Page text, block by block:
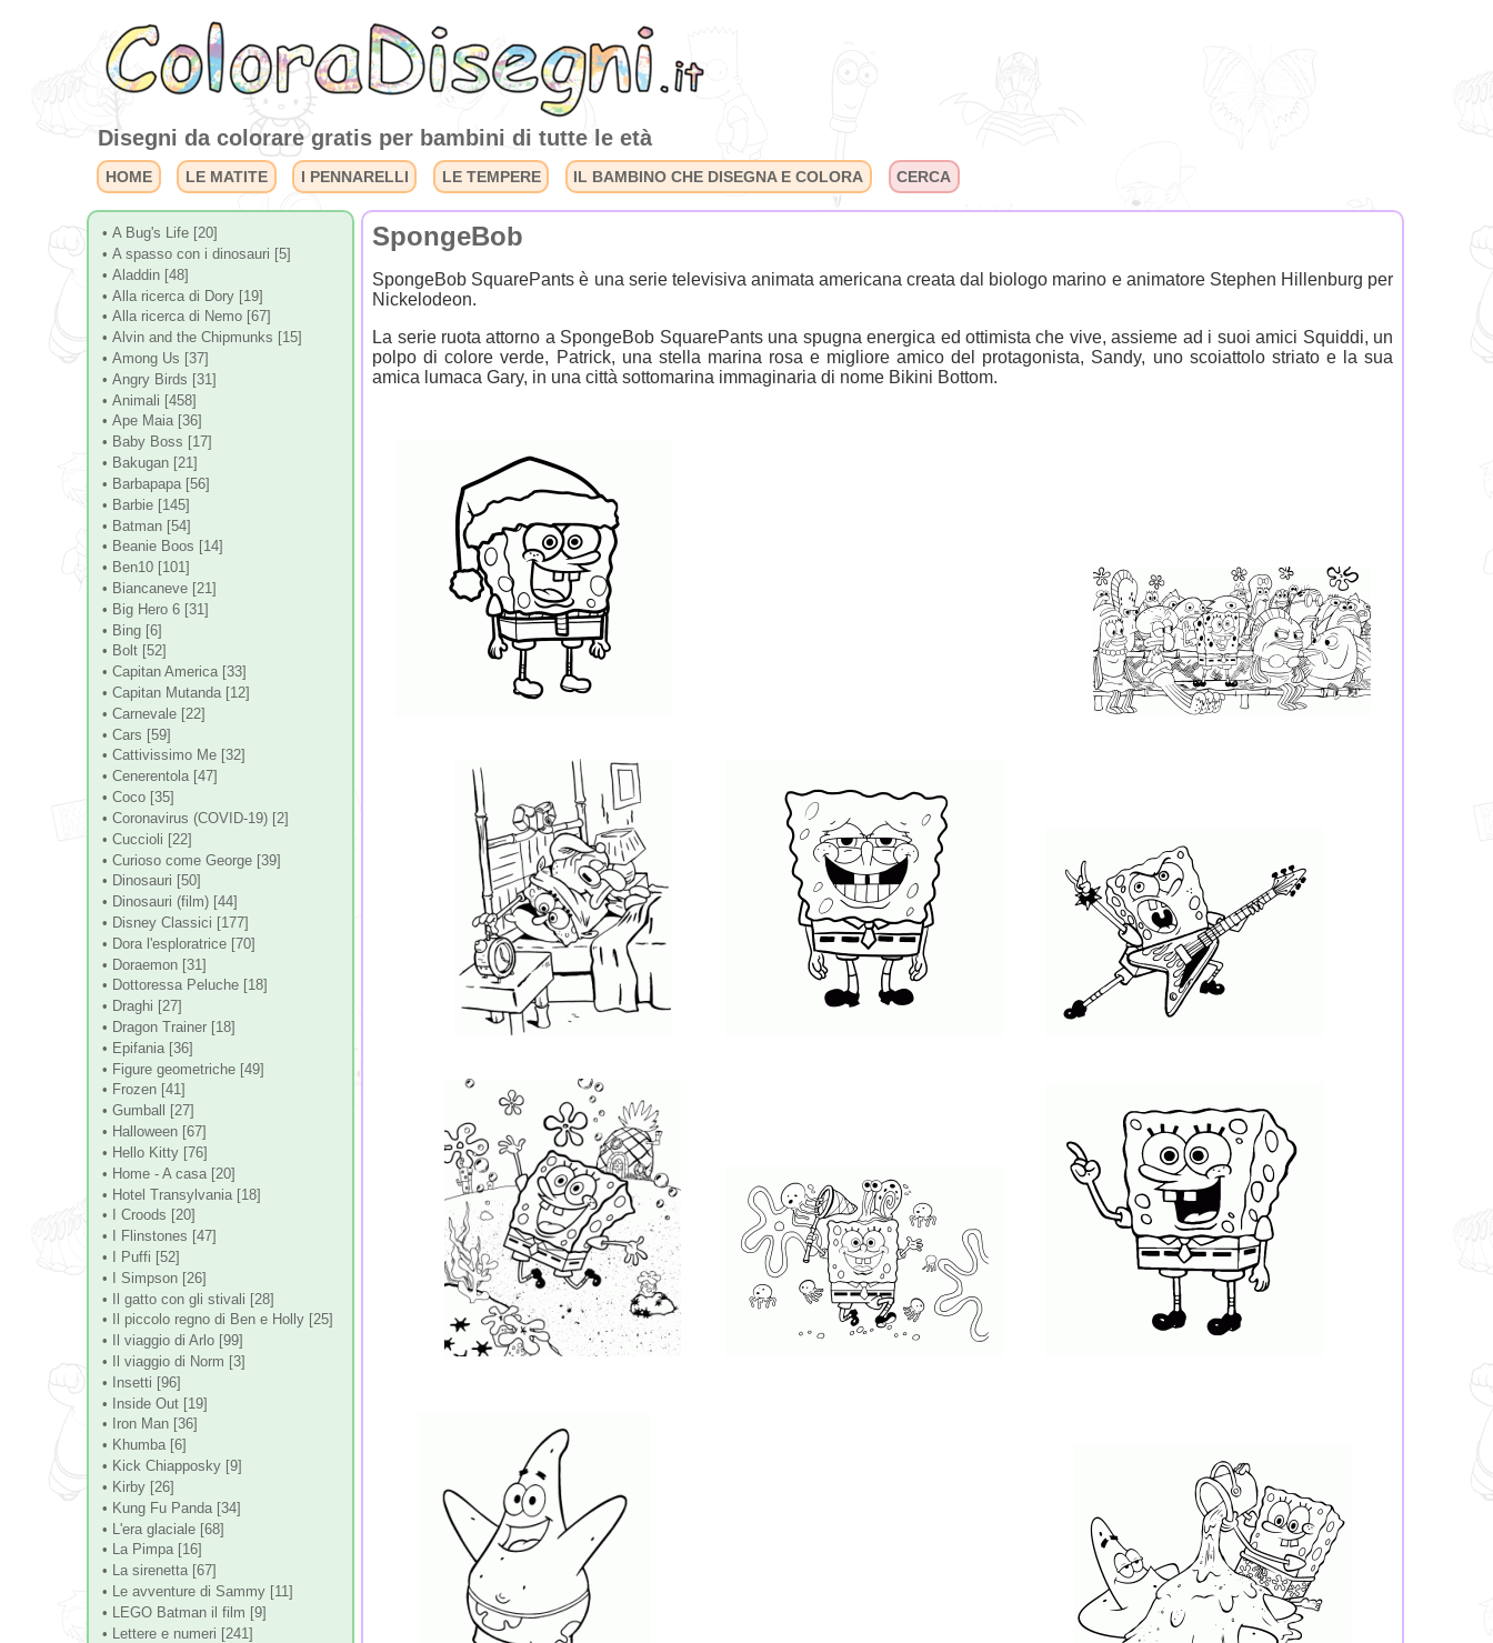
Disegni da colorare gratis per bambini di tutte le età
HOME LE MATITE I PENNARELLI LE TEMPERE IL BAMBINO CHE DISEGNA E COLORA CERCA
• A Bug's Life [20]
• A spasso con i dinosauri [5]
• Aladdin [48]
• Alla ricerca di Dory [19]
• Alla ricerca di Nemo [67]
• Alvin and the Chipmunks [15]
• Among Us [37]
• Angry Birds [31]
• Animali [458]
• Ape Maia [36]
• Baby Boss [17]
• Bakugan [21]
• Barbapapa [56]
• Barbie [145]
• Batman [54]
• Beanie Boos [14]
• Ben10 [101]
• Biancaneve [21]
• Big Hero 6 [31]
• Bing [6]
• Bolt [52]
• Capitan America [33]
• Capitan Mutanda [12]
• Carnevale [22]
• Cars [59]
• Cattivissimo Me [32]
• Cenerentola [47]
• Coco [35]
• Coronavirus (COVID-19) [2]
• Cuccioli [22]
• Curioso come George [39]
• Dinosauri [50]
• Dinosauri (film) [44]
• Disney Classici [177]
• Dora l'esploratrice [70]
• Doraemon [31]
• Dottoressa Peluche [18]
• Draghi [27]
• Dragon Trainer [18]
• Epifania [36]
• Figure geometriche [49]
• Frozen [41]
• Gumball [27]
• Halloween [67]
• Hello Kitty [76]
• Home - A casa [20]
• Hotel Transylvania [18]
• I Croods [20]
• I Flinstones [47]
• I Puffi [52]
• I Simpson [26]
• Il gatto con gli stivali [28]
• Il piccolo regno di Ben e Holly [25]
• Il viaggio di Arlo [99]
• Il viaggio di Norm [3]
• Insetti [96]
• Inside Out [19]
• Iron Man [36]
• Khumba [6]
• Kick Chiapposky [9]
• Kirby [26]
• Kung Fu Panda [34]
• L'era glaciale [68]
• La Pimpa [16]
• La sirenetta [67]
• Le avventure di Sammy [11]
• LEGO Batman il film [9]
• Lettere e numeri [241]
SpongeBob
SpongeBob SquarePants è una serie televisiva animata americana creata dal biologo marino e animatore Stephen Hillenburg per
Nickelodeon.
La serie ruota attorno a SpongeBob SquarePants una spugna energica ed ottimista che vive, assieme ad i suoi amici Squiddi, un
polpo di colore verde, Patrick, una stella marina rosa e migliore amico del protagonista, Sandy, uno scoiattolo striato e la sua
amica lumaca Gary, in una città sottomarina immaginaria di nome Bikini Bottom.